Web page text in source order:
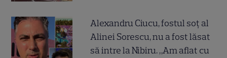
Alexandru Ciucu, fostul soț al
Alinei Sorescu, nu a fost lăsat
să intre la Nibiru. „Am aflat cu